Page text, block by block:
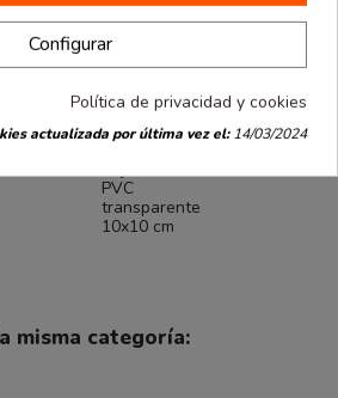
Packaging
PVC
transparente
10x10 cm
desde
misma categoría:
Configurar
Política de privacidad y cookies
actualizada por última vez el:14/03/2024